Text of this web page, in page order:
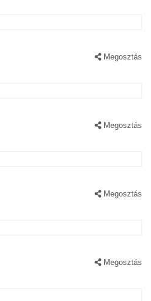
Megosztás
Megosztás
Megosztás
Megosztás